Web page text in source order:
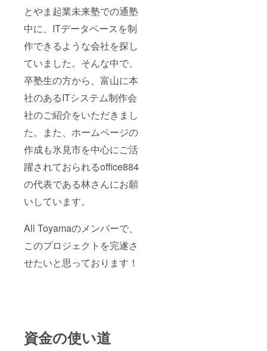
とやま起業未来塾での通塾
中に、ITデータベースを制
作できるような会社を探し
ていました。そんな中で、
卒塾生の方から、富山に本
社のあるITシステム制作会
社のご紹介をいただきまし
た。また、ホームページの
作成も氷見市を中心にご活
躍されておられるoffice884
の代表である林さんにお願
いしています。
All Toyamaのメンバーで、
このプロジェクトを完遂さ
せたいと思っております！
資金の使い道